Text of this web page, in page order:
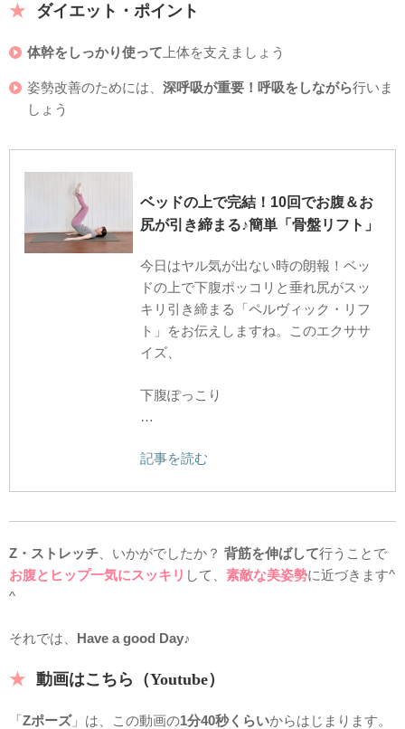
ダイエット・ポイント
体幹をしっかり使って 上体を支えましょう
姿勢改善のためには、 深呼吸が重要！呼吸をしながら行いま
しょう
ベッドの上で完結！10回でお腹＆お
尻が引き締まる♪簡単「骨盤リフト」
今日はヤル気が出ない時の朗報！ベッ
ドの上で下腹ポッコリと垂れ尻がスッ
キリ引き締まる「ペルヴィック・リフ
ト」をお伝えしますね。このエクササ
イズ、
下腹ぽっこり
…
記事を読む
Z・ストレッチ 、いかがでしたか？ 背筋を伸ばして行うことで
お腹とヒップ一気にスッキリ して、 素敵な美姿勢に近づきます^
^
それでは、 Have a good Day♪
動画はこちら（Youtube）
「Zポーズ」は、この動画の1分40秒くらいからはじまります。